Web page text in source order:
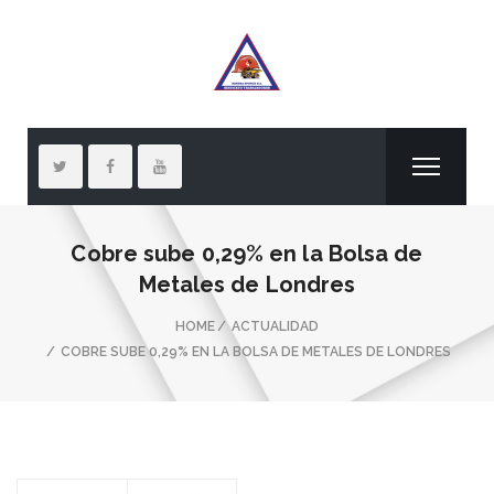
Cobre sube 0,29% en la Bolsa de
Metales de Londres
HOME
ACTUALIDAD
COBRE SUBE 0,29% EN LA BOLSA DE METALES DE LONDRES